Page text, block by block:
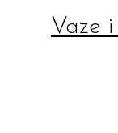
Vaze